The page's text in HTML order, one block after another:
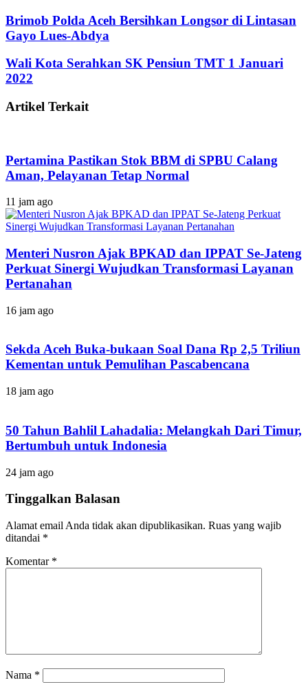
Brimob Polda Aceh Bersihkan Longsor di Lintasan
Gayo Lues-Abdya
Wali Kota Serahkan SK Pensiun TMT 1 Januari
2022
Artikel Terkait
Pertamina Pastikan Stok BBM di SPBU Calang
Aman, Pelayanan Tetap Normal
11 jam ago
Menteri Nusron Ajak BPKAD dan IPPAT Se-Jateng
Perkuat Sinergi Wujudkan Transformasi Layanan
Pertanahan
16 jam ago
Sekda Aceh Buka-bukaan Soal Dana Rp 2,5 Triliun
Kementan untuk Pemulihan Pascabencana
18 jam ago
50 Tahun Bahlil Lahadalia: Melangkah Dari Timur,
Bertumbuh untuk Indonesia
24 jam ago
Tinggalkan Balasan
Alamat email Anda tidak akan dipublikasikan. Ruas yang wajib
ditandai *
Komentar *
Nama *